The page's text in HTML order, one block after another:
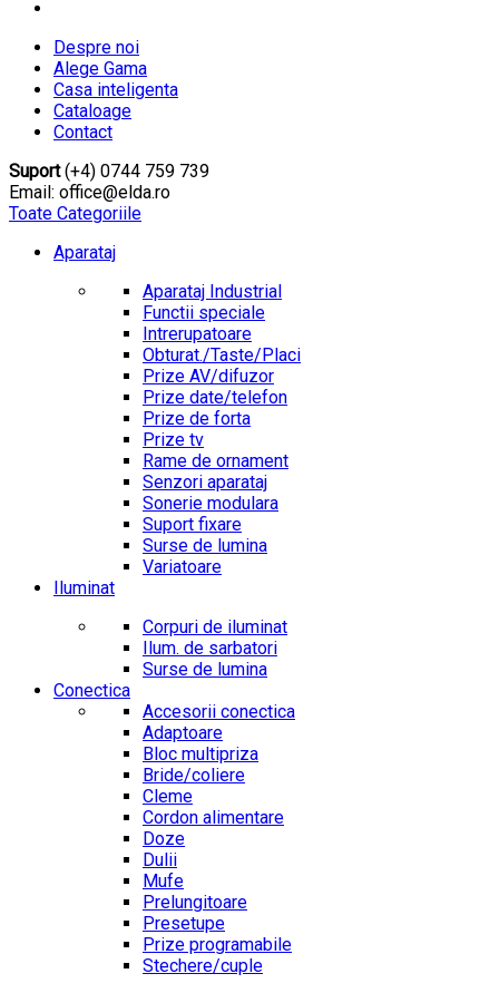
Despre noi
Alege Gama
Casa inteligenta
Cataloage
Contact
Suport(+4) 0744 759 739
Email: office@elda.ro
Toate Categoriile
Aparataj
Aparataj Industrial
Functii speciale
Intrerupatoare
Obturat./Taste/Placi
Prize AV/difuzor
Prize date/telefon
Prize de forta
Prize tv
Rame de ornament
Senzori aparataj
Sonerie modulara
Suport fixare
Surse de lumina
Variatoare
Iluminat
Corpuri de iluminat
Ilum. de sarbatori
Surse de lumina
Conectica
Accesorii conectica
Adaptoare
Bloc multipriza
Bride/coliere
Cleme
Cordon alimentare
Doze
Dulii
Mufe
Prelungitoare
Presetupe
Prize programabile
Stechere/cuple